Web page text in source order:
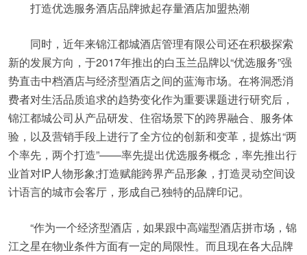
打造优选服务酒店品牌掀起存量酒店加盟热潮
同时，近年来锦江都城酒店管理有限公司还在积极探索
新的发展方向，于2017年推出的白玉兰品牌以“优选服务”强
势直击中档酒店与经济型酒店之间的蓝海市场。在将洞悉消
费者对生活品质追求的趋势变化作为重要课题进行研究后，
锦江都城公司从产品研发、住宿场景下的跨界融合、服务体
验，以及营销手段上进行了全方位的创新和变革，提炼出“两
个率先，两个打造”——率先提出优选服务概念，率先推出行
业首对IP人物形象;打造赋能跨界产品形象，打造灵动空间设
计语言的城市会客厅，形成自己独特的品牌印记。
“作为一个经济型酒店，如果跟中高端型酒店拼市场，锦
江之星在物业条件方面有一定的局限性。而且现在各大品牌